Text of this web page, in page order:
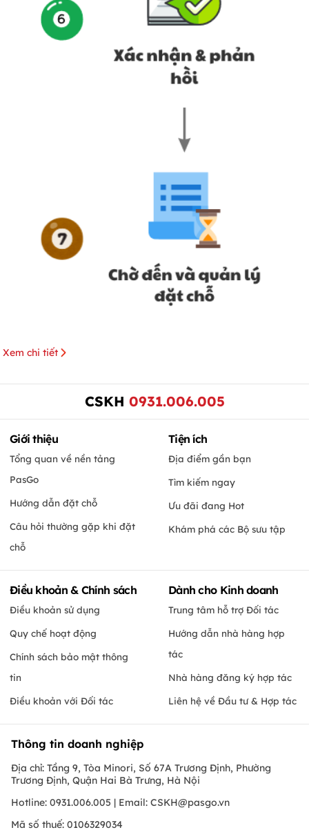
Xem chi tiết
CSKH 0931.006.005
Giới thiệu
Tổng quan về nền tảng
PasGo
Hướng dẫn đặt chỗ
Câu hỏi thường gặp khi đặt
chỗ
Tiện ích
Địa điểm gần bạn
Tìm kiếm ngay
Ưu đãi đang Hot
Khám phá các Bộ sưu tập
Điều khoản & Chính sách
Điều khoản sử dụng
Quy chế hoạt động
Chính sách bảo mật thông
tin
Điều khoản với Đối tác
Dành cho Kinh doanh
Trung tâm hỗ trợ Đối tác
Hướng dẫn nhà hàng hợp
tác
Nhà hàng đăng ký hợp tác
Liên hệ về Đầu tư & Hợp tác
Thông tin doanh nghiệp
Địa chỉ: Tầng 9, Tòa Minori, Số 67A Trương Định, Phường
Trương Định, Quận Hai Bà Trưng, Hà Nội
Hotline: 0931.006.005 | Email: CSKH@pasgo.vn
Mã số thuế: 0106329034